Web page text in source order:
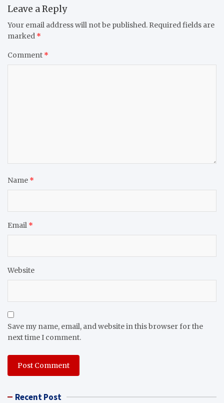
Leave a Reply
Your email address will not be published. Required fields are
marked *
Comment *
Name *
Email *
Website
Save my name, email, and website in this browser for the
next time I comment.
Recent Post